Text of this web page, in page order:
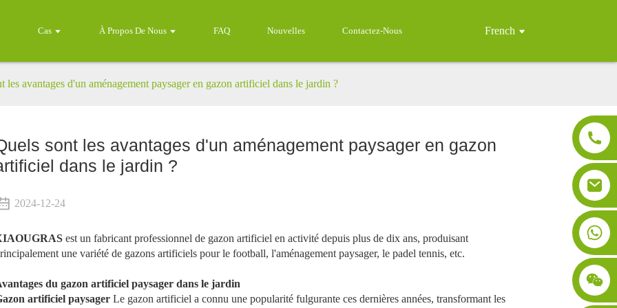
Cas À Propos De Nous FAQ Nouvelles Contactez-Nous French
les avantages d'un aménagement paysager en gazon artificiel dans le jardin ?
sont les avantages d'un aménagement paysager en gazon
dans le jardin ?
2024-12-24
est un fabricant professionnel de gazon artificiel en activité depuis plus de dix ans, produisant
une variété de gazons artificiels pour le football, l'aménagement paysager, le padel tennis, etc.
du gazon artificiel paysager dans le jardin
artificiel paysager Le gazon artificiel a connu une popularité fulgurante ces dernières années, transformant les